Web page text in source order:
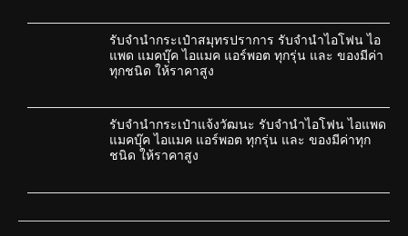
รับจำนำกระเป๋าสมุทรปราการ รับจำนำไอโฟน ไอ
แพด แมคบุ๊ค ไอแมค แอร์พอต ทุกรุ่น และ ของมีค่า
ทุกชนิด ให้ราคาสูง
รับจำนำกระเป๋าแจ้งวัฒนะ รับจำนำไอโฟน ไอแพด
แมคบุ๊ค ไอแมค แอร์พอต ทุกรุ่น และ ของมีค่าทุก
ชนิด ให้ราคาสูง